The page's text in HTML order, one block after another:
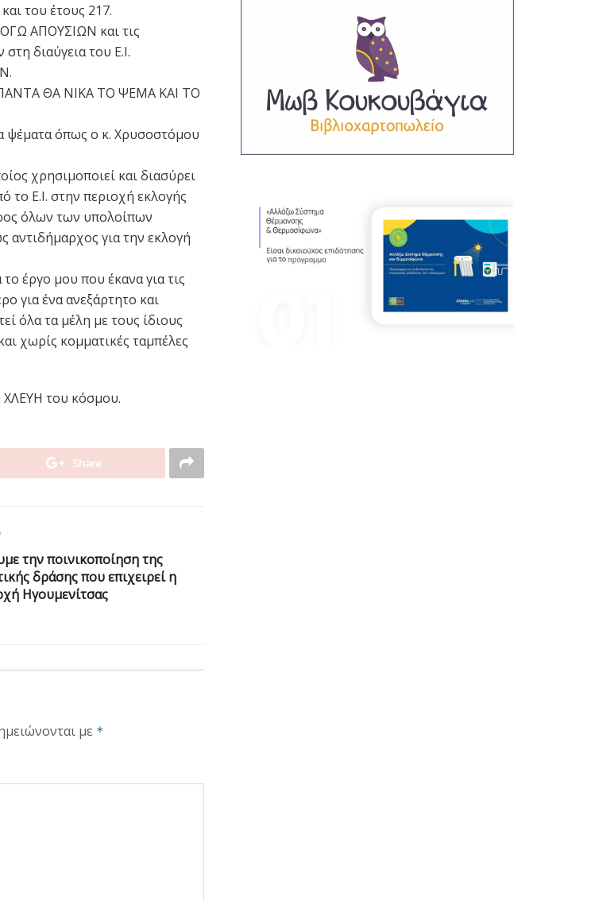
του έτους 217.
ΑΠΟΥΣΙΩΝ και τις
διαύγεια του Ε.Ι.
ΠΑΝΤΑ ΘΑ ΝΙΚΑ ΤΟ ΨΕΜΑ ΚΑΙ ΤΟ
ψέματα όπως ο κ. Χρυσοστόμου
χρησιμοποιεί και διασύρει
το Ε.Ι. στην περιοχή εκλογής
όλων των υπολοίπων
αντιδήμαρχος για την εκλογή
έργο μου που έκανα για τις
για ένα ανεξάρτητο και
όλα τα μέλη με τους ίδιους
χωρίς κομματικές ταμπέλες
ΧΛΕΥΗ του κόσμου.
Share
την ποινικοποίηση της
δράσης που επιχειρεί η
Ηγουμενίτσας
με *